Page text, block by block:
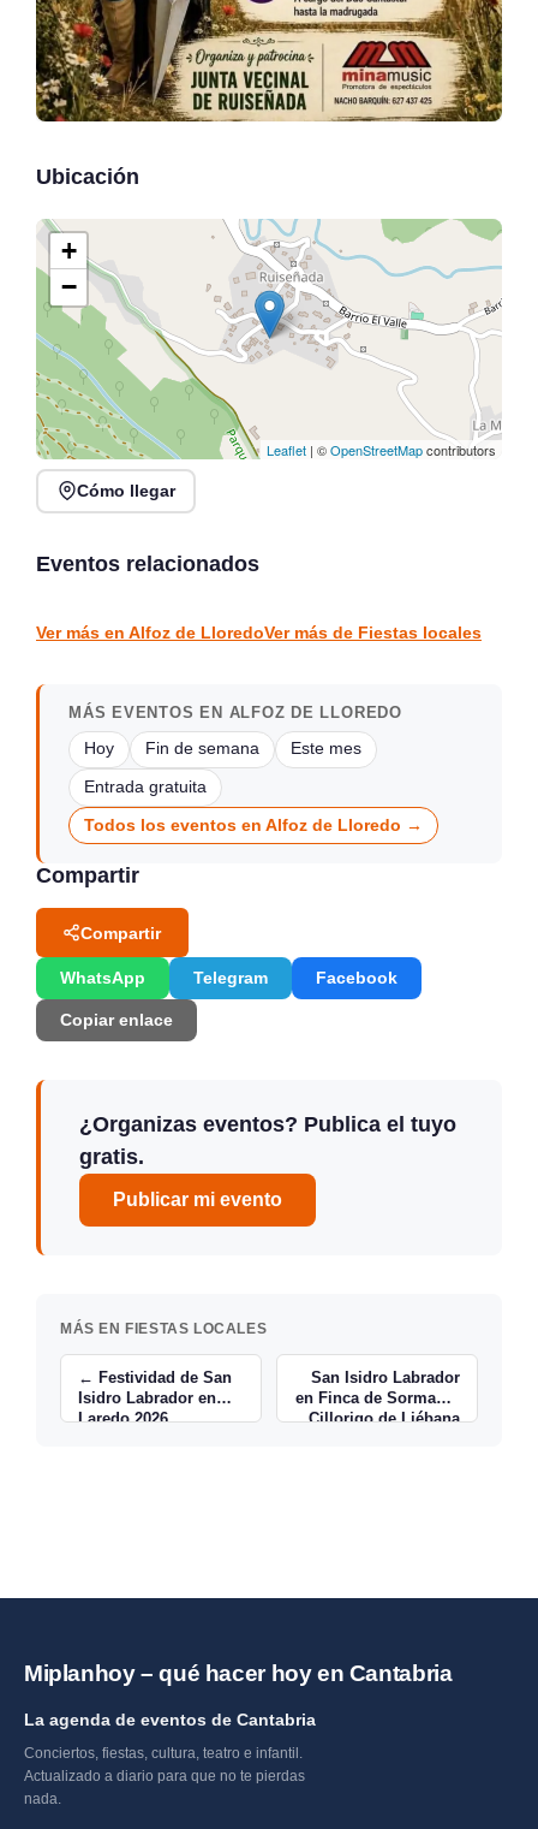
Ubicación
+
−
Leaflet | ©OpenStreetMapcontributors
Cómo llegar
Eventos relacionados
Fiestas de las Nieves en
San Vicente de la Barquera
Ver más en Alfoz de LloredoVer más de Fiestas locales
MÁS EVENTOS EN ALFOZ DE LLOREDO
Hoy Fin de semana Este mes
Entrada gratuita
Todos los eventos en Alfoz de Lloredo →
Compartir
Compartir
WhatsApp Telegram Facebook
Copiar enlace
¿Organizas eventos? Publica el tuyo
gratis.
Publicar mi evento
MÁS EN FIESTAS LOCALES
← Festividad de San
Isidro Labrador en
Laredo 2026
San Isidro Labrador
en Finca de Sormaño,
Cillorigo de Liébana
Miplanhoy – qué hacer hoy en Cantabria
La agenda de eventos de Cantabria
Conciertos, fiestas, cultura, teatro e infantil.
Actualizado a diario para que no te pierdas
nada.